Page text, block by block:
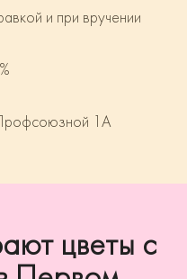
и при вручении
1А
цветы с